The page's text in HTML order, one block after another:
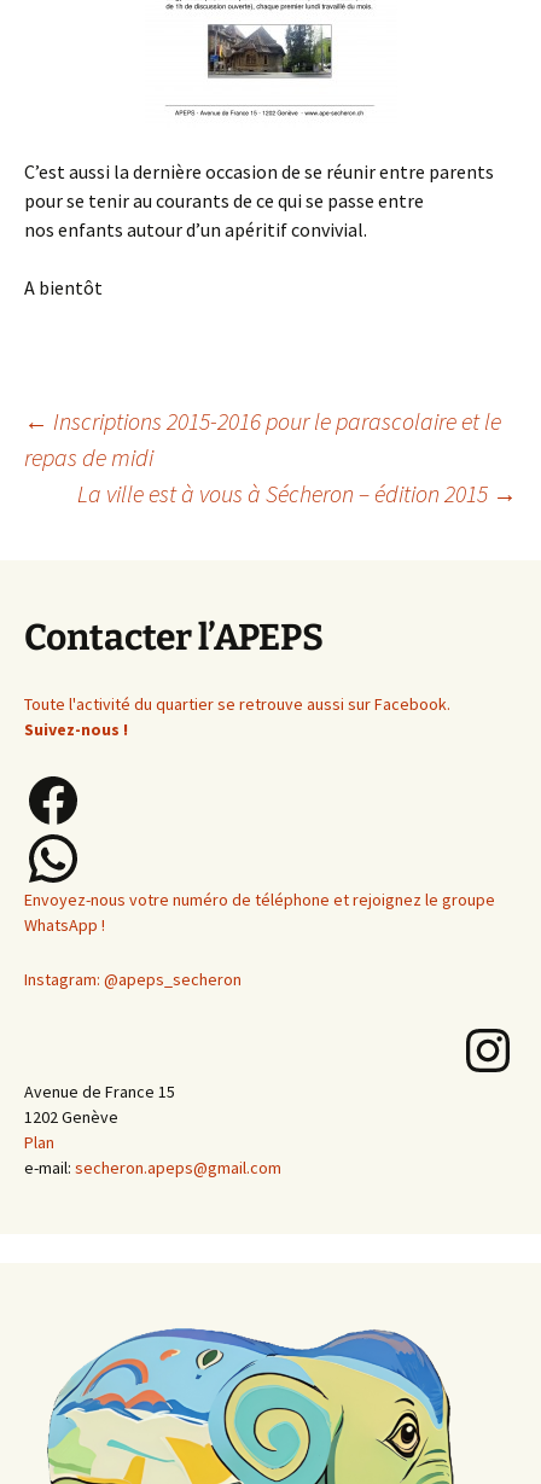
C’est aussi la dernière occasion de se réunir entre parents
pour se tenir au courants de ce qui se passe entre
nos enfants autour d’un apéritif convivial.
A bientôt
Navigation
des
← Inscriptions 2015-2016 pour le parascolaire et le
repas de midi
La ville est à vous à Sécheron – édition 2015 →
Contacter l’APEPS
Toute l'activité du quartier se retrouve aussi sur Facebook.
Suivez-nous !
Facebook
WhatsApp
Envoyez-nous votre numéro de téléphone et rejoignez le groupe
WhatsApp !
Instagram: @apeps_secheron
Instagram
Avenue de France 15
1202 Genève
Plan
e-mail: secheron.apeps@gmail.com